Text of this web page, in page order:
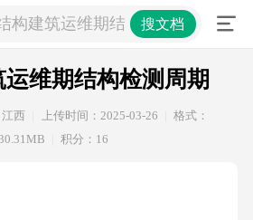
构建筑运维期结构检测周期
搜文档
维期结构检测周期
江西 上传时间：2025-03-26
格式：
积分：16